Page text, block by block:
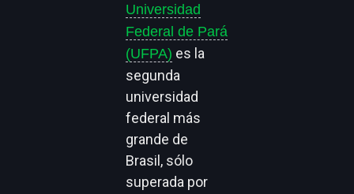
Universidad
Federal de Pará
(UFPA) es la
segunda
universidad
federal más
grande de
Brasil, sólo
superada por